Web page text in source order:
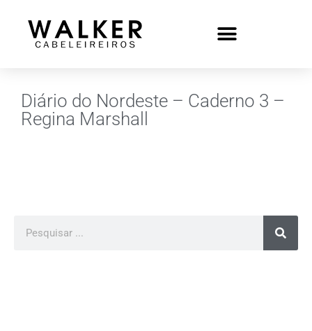
Diário do Nordeste – Caderno 3 –
Regina Marshall